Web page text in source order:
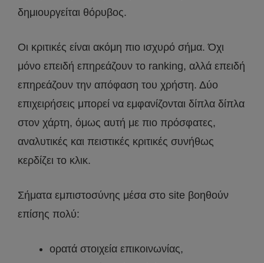
δημιουργείται θόρυβος.
Οι κριτικές είναι ακόμη πιο ισχυρό σήμα. Όχι
μόνο επειδή επηρεάζουν το ranking, αλλά επειδή
επηρεάζουν την απόφαση του χρήστη. Δύο
επιχειρήσεις μπορεί να εμφανίζονται δίπλα δίπλα
στον χάρτη, όμως αυτή με πιο πρόσφατες,
αναλυτικές και πειστικές κριτικές συνήθως
κερδίζει το κλικ.
Σήματα εμπιστοσύνης μέσα στο site βοηθούν
επίσης πολύ:
ορατά στοιχεία επικοινωνίας,